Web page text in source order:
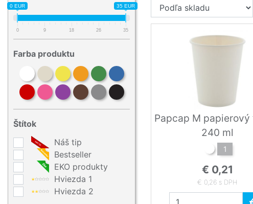
0 EUR 35 EUR
0 9 18 26 35
Farba produktu
Štítok
Náš tip
Bestseller
EKO produkty
Hviezda 1
Hviezda 2
Papcap M papierový
240 ml
1
€ 0,21
€ 0,26 s DPH